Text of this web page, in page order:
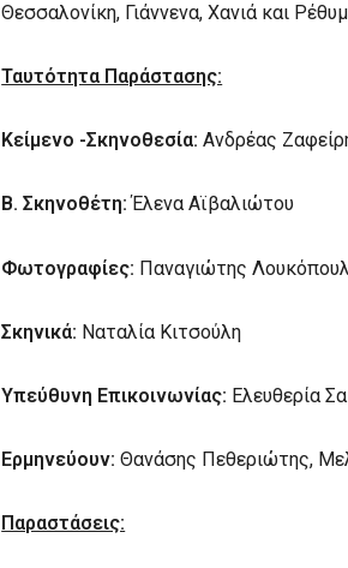
Θεσσαλονίκη, Γιάννενα, Χανιά και
Ταυτότητα Παράστασης:
Κείμενο -Σκηνοθεσία: Ανδρέας
Β. Σκηνοθέτη:Έλενα Αϊβαλιώτου
Φωτογραφίες: Παναγιώτης
Σκηνικά: Ναταλία Κιτσούλη
Υπεύθυνη Επικοινωνίας: Ελευθερία
Ερμηνεύουν: Θανάσης Πεθεριώτης,
Παραστάσεις: